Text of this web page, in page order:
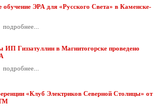
обучение ЭРА для «Русского Света» в Каменске-
подробнее...
ИП Гиззатуллин в Магнитогорске проведено
подробнее...
«Клуб Электриков Северной Столицы» от